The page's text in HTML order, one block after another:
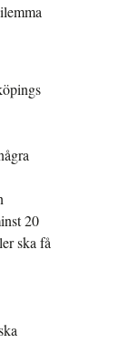
20
ska få